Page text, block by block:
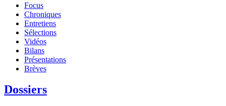
Focus
Chroniques
Entretiens
Sélections
Vidéos
Bilans
Présentations
Brèves
Dossiers